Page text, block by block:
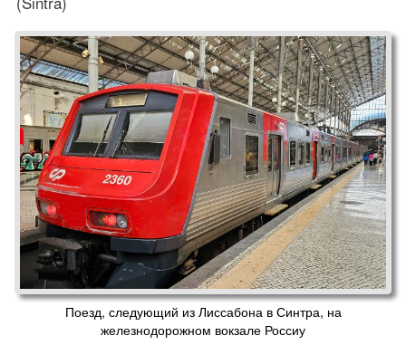
Поезд, следующий из Лиссабона в Синтра, на
железнодорожном вокзале Россиу